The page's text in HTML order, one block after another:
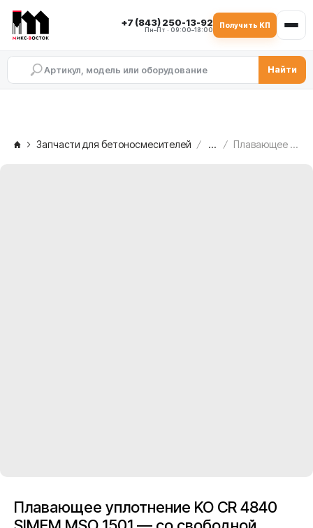
+7 (843) 250-13-92
Пн–Пт · 09:00–18:00
Получить КП
Найти
Запчасти для бетоносмесителей ... Плавающее уплотнение KO CR 4840 SIMEM MSO 1501 — со свободной стороны, TAV.4A/4
Плавающее уплотнение KO CR 4840